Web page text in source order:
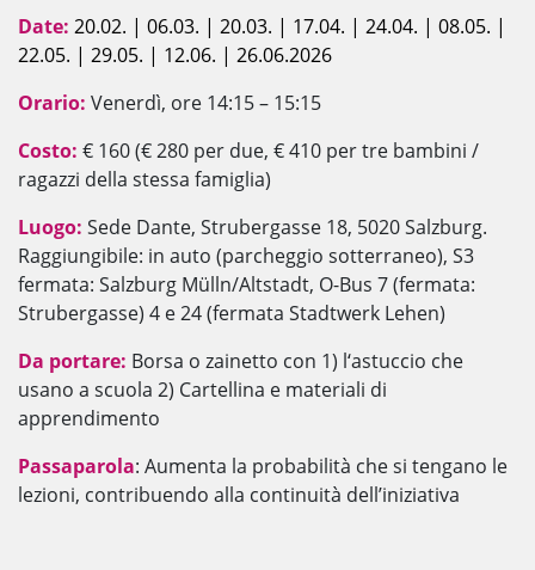
Date: 20.02. | 06.03. | 20.03. | 17.04. | 24.04. | 08.05. |
22.05. | 29.05. | 12.06. | 26.06.2026
Orario: Venerdì, ore 14:15 – 15:15
Costo: € 160 (€ 280 per due, € 410 per tre bambini /
ragazzi della stessa famiglia)
Luogo: Sede Dante, Strubergasse 18, 5020 Salzburg.
Raggiungibile: in auto (parcheggio sotterraneo), S3
fermata: Salzburg Mülln/Altstadt, O-Bus 7 (fermata:
Strubergasse) 4 e 24 (fermata Stadtwerk Lehen)
Da portare: Borsa o zainetto con 1) l‘astuccio che
usano a scuola 2) Cartellina e materiali di
apprendimento
Passaparola: Aumenta la probabilità che si tengano le
lezioni, contribuendo alla continuità dell’iniziativa